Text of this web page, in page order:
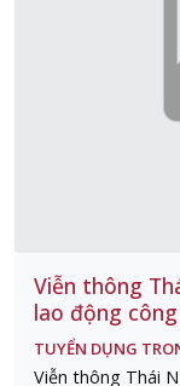
Viễn thông
lao động
TUYỂN DỤNG
Viễn thông Thái